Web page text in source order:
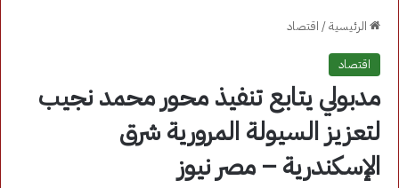
الرئيسية/ اقتصاد
اقتصاد
مدبولي يتابع تنفيذ محور محمد نجيب
لتعزيز السيولة المرورية شرق
الإسكندرية – مصر نيوز